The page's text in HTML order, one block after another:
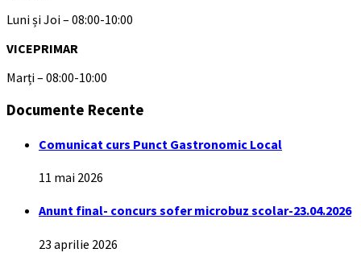
Luni și Joi – 08:00-10:00
VICEPRIMAR
Marți – 08:00-10:00
Documente Recente
Comunicat curs Punct Gastronomic Local
11 mai 2026
Anunt final- concurs sofer microbuz scolar-23.04.2026
23 aprilie 2026